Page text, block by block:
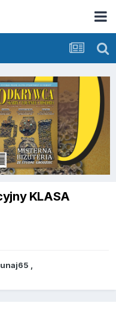
KLASA